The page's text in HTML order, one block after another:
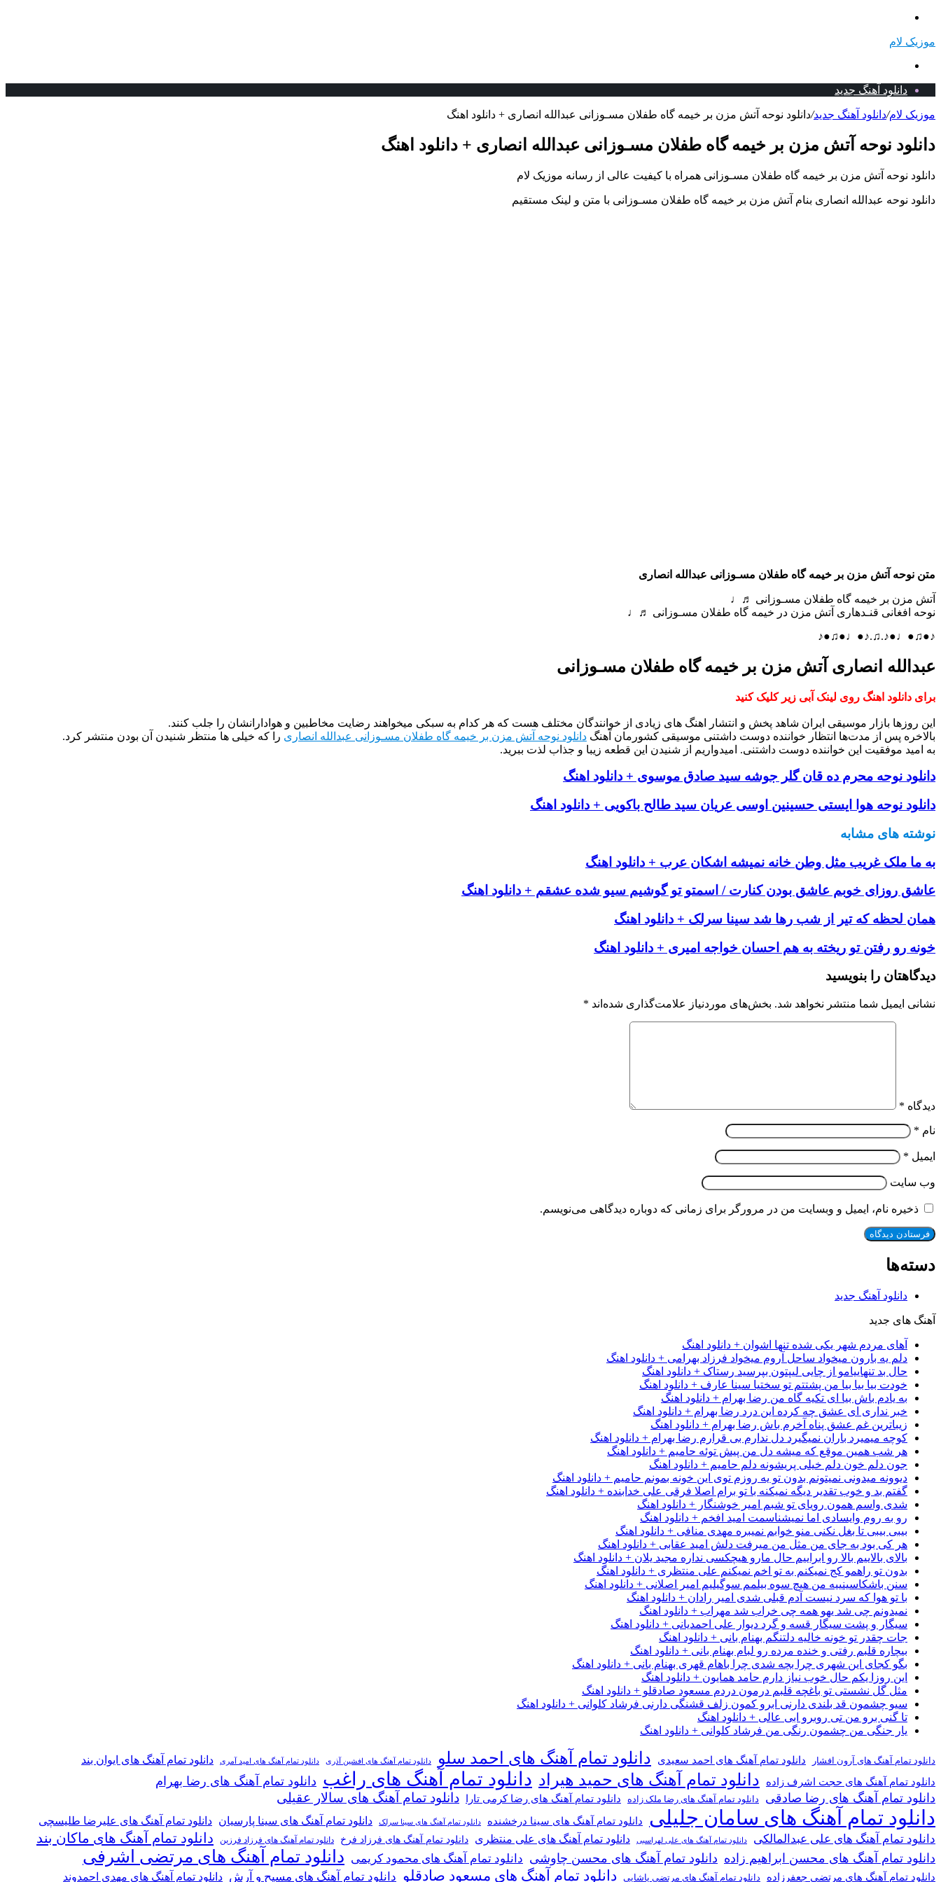
موزیک لام
دانلود آهنگ جدید
موزیک لام/دانلود آهنگ جدید/دانلود نوحه آتش مزن بر خیمه گاه طفلان مسـوزانی عبدالله انصاری + دانلود اهنگ
دانلود نوحه آتش مزن بر خیمه گاه طفلان مسـوزانی عبدالله انصاری + دانلود اهنگ
دانلود نوحه آتش مزن بر خیمه گاه طفلان مسـوزانی همراه با کیفیت عالی از رسانه موزیک لام
دانلود نوحه عبدالله انصاری بنام آتش مزن بر خیمه گاه طفلان مسـوزانی با متن و لینک مستقیم
متن نوحه آتش مزن بر خیمه گاه طفلان مسـوزانی عبدالله انصاری
آتش مزن بر خیمه گاه طفلان مسـوزانی ♬♩
نوحه افغانی قنـدهاری آتش مزن در خیمه گاه طفلان مسـوزانی ♬♩
♪●♫●♩●♪.♫.♪●♩●♫●♪
عبدالله انصاری آتش مزن بر خیمه گاه طفلان مسـوزانی
برای دانلود اهنگ روی لینک آبی زیر کلیک کنید
این روزها بازار موسیقی ایران شاهد پخش و انتشار اهنگ های زیادی از خوانندگان مختلف هست که هر کدام به سبکی میخواهند رضایت مخاطبین و هوادارانشان را جلب کنند.
بالاخره پس از مدت‌ها انتظار خواننده دوست داشتنی موسیقی کشورمان آهنگ دانلود نوحه آتش مزن بر خیمه گاه طفلان مسـوزانی عبدالله انصاری را که خیلی ها منتظر شنیدن آن بودن منتشر کرد.
به امید موفقیت این خواننده دوست داشتنی. امیدواریم از شنیدن این قطعه زیبا و جذاب لذت ببرید.
دانلود نوحه محرم ده قان گلر جوشه سید صادق موسوی + دانلود اهنگ
دانلود نوحه هوا ایستی حسینین اوسی عریان سید‌ طالح باکویی + دانلود اهنگ
نوشته های مشابه
به ما ملک غریب مثل وطن خانه نمیشه اشکان عرب + دانلود اهنگ
عاشق روزای خوبم عاشق بودن کنارت / اسمتو تو گوشیم سیو شده عشقم + دانلود اهنگ
همان لحظه که تیر از شب رها شد سینا سرلک + دانلود اهنگ
خونه رو رفتن تو ریخته به هم احسان خواجه امیری + دانلود اهنگ
دیدگاهتان را بنویسید
نشانی ایمیل شما منتشر نخواهد شد. بخش‌های موردنیاز علامت‌گذاری شده‌اند *
دیدگاه *
نام *
ایمیل *
وب‌ سایت
ذخیره نام، ایمیل و وبسایت من در مرورگر برای زمانی که دوباره دیدگاهی می‌نویسم.
دسته‌ها
دانلود آهنگ جدید
آهنگ های جدید
آهای مردم شهر یکی شده تنها اشوان + دانلود اهنگ
دلم یه بارون میخواد ساحل آروم میخواد فرزاد بهرامی + دانلود اهنگ
حال بد تنهاییامو از چایی لیپتون بپرسید رستاک + دانلود اهنگ
خودت بیا بیا بیا من پشتتم تو سختیا سینا عارف + دانلود اهنگ
به یادم باش بیا ای تکیه گاه من رضا بهرام + دانلود اهنگ
خبر نداری ای عشق چه کرده این درد رضا بهرام + دانلود اهنگ
زیباترین غم عشق پناه آخرم باش رضا بهرام + دانلود اهنگ
کوچه میمیرد باران نمیگیرد دل ندارم بی قرارم رضا بهرام + دانلود اهنگ
هر شب همین موقع که میشه دل من پیش توئه حامیم + دانلود اهنگ
جون دلم خون دلم خیلی پریشونه دلم حامیم + دانلود اهنگ
دیوونه میدونی نمیتونم بدون تو یه روزم توی این خونه بمونم حامیم + دانلود اهنگ
گفتم بد و خوب تقدیر دیگه نمیکنه با تو برام اصلا فرقی علی خدابنده + دانلود اهنگ
شدی واسم همون رویای تو شبم امیر خوشنگار + دانلود اهنگ
رو به روم وایسادی اما نمیشناسمت امید افخم + دانلود اهنگ
بیبی بیبی تا بغل نکنی منو خوابم نمیبره مهدی منافی + دانلود اهنگ
هر کی بود به جای من مثل من میرفت دلش امید عقابی + دانلود اهنگ
بالای بالاییم بالا رو ابراییم حال مارو هیچکسی نداره مجید یلان + دانلود اهنگ
بدون تو راهمو کج نمیکنم به تو اخم نمیکنم علی منتظری + دانلود اهنگ
سنن باشکاسینییه من هیچ سوه بیلمم سوگیلیم امیر اصلانی + دانلود اهنگ
با تو هوا که سرد نیست آدم قبلی شدی امیر رادان + دانلود اهنگ
نمیدونم چی شد یهو همه چی خراب شد مهراب + دانلود اهنگ
سیگار و پشت سیگار قسه و گرد دیوار علی احمدیانی + دانلود اهنگ
جات چقدر تو خونه خالیه دلتنگم بهنام بانی + دانلود اهنگ
بیچاره قلبم رفتی و خنده مرده رو لبام بهنام بانی + دانلود اهنگ
بگو کجای این شهری چرا بچه شدی چرا باهام قهری بهنام بانی + دانلود اهنگ
این روزا یکم حال خوب نیاز دارم حامد همایون + دانلود اهنگ
مثل گل نشستی تو باغچه قلبم درمون دردم مسعود صادقلو + دانلود اهنگ
سیو چشمون قد بلندی دارنی ابرو کمون زلف قشنگی دارنی فرشاد کلوانی + دانلود اهنگ
تا گنی برو من تی روبرو ابی عالی + دانلود اهنگ
یار جنگی من چشمون رنگی من فرشاد کلوانی + دانلود اهنگ
دانلود تمام آهنگ های آرون افشار دانلود تمام آهنگ های احمد سعیدی دانلود تمام آهنگ های احمد سلو دانلود تمام آهنگ های افشین آذری دانلود تمام آهنگ های امید آمری دانلود تمام آهنگ های ایوان بند
دانلود تمام آهنگ های حجت اشرف زاده دانلود تمام آهنگ های حمید هیراد دانلود تمام آهنگ های راغب دانلود تمام آهنگ های رضا بهرام
دانلود تمام آهنگ های رضا صادقی
دانلود تمام آهنگ های رضا ملک زاده دانلود تمام آهنگ های رضا کرمی تارا دانلود تمام آهنگ های سالار عقیلی
دانلود تمام آهنگ های سامان جلیلی دانلود تمام آهنگ های سینا درخشنده دانلود تمام آهنگ های سینا سرلک دانلود تمام آهنگ های سینا پارسیان دانلود تمام آهنگ های علیرضا طلیسچی
دانلود تمام آهنگ های علی عبدالمالکی دانلود تمام آهنگ های علی لهراسبی دانلود تمام آهنگ های علی منتظری دانلود تمام آهنگ های فرزاد فرخ دانلود تمام آهنگ های فرزاد فرزین دانلود تمام آهنگ های ماکان بند
دانلود تمام آهنگ های محسن ابراهیم زاده دانلود تمام آهنگ های محسن چاوشی دانلود تمام آهنگ های محمود کریمی دانلود تمام آهنگ های مرتضی اشرفی
دانلود تمام آهنگ های مرتضی جعفرزاده دانلود تمام آهنگ های مرتضی پاشایی دانلود تمام آهنگ های مسعود صادقلو دانلود تمام آهنگ های مسیح و آرش دانلود تمام آهنگ های مهدی احمدوند